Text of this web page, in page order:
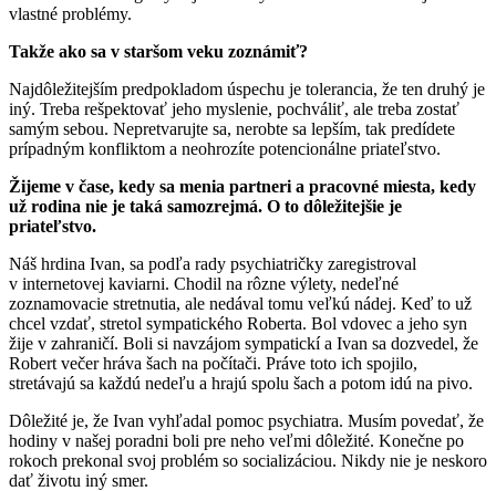
vlastné problémy.
Takže ako sa v staršom veku zoznámiť?
Najdôležitejším predpokladom úspechu je tolerancia, že ten druhý je
iný. Treba rešpektovať jeho myslenie, pochváliť, ale treba zostať
samým sebou. Nepretvarujte sa, nerobte sa lepším, tak predídete
prípadným konfliktom a neohrozíte potencionálne priateľstvo.
Žijeme v čase, kedy sa menia partneri a pracovné miesta, kedy
už rodina nie je taká samozrejmá. O to dôležitejšie je
priateľstvo.
Náš hrdina Ivan, sa podľa rady psychiatričky zaregistroval
v internetovej kaviarni. Chodil na rôzne výlety, nedeľné
zoznamovacie stretnutia, ale nedával tomu veľkú nádej. Keď to už
chcel vzdať, stretol sympatického Roberta. Bol vdovec a jeho syn
žije v zahraničí. Boli si navzájom sympatickí a Ivan sa dozvedel, že
Robert večer hráva šach na počítači. Práve toto ich spojilo,
stretávajú sa každú nedeľu a hrajú spolu šach a potom idú na pivo.
Dôležité je, že Ivan vyhľadal pomoc psychiatra. Musím povedať, že
hodiny v našej poradni boli pre neho veľmi dôležité. Konečne po
rokoch prekonal svoj problém so socializáciou. Nikdy nie je neskoro
dať životu iný smer.